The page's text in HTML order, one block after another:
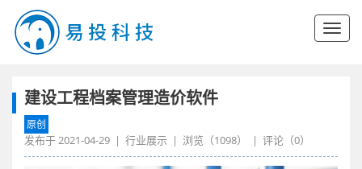
建设工程档案管理造价软件
原创
发布于2021-04-29 | 行业展示 | 浏览（1098） | 评论（0）